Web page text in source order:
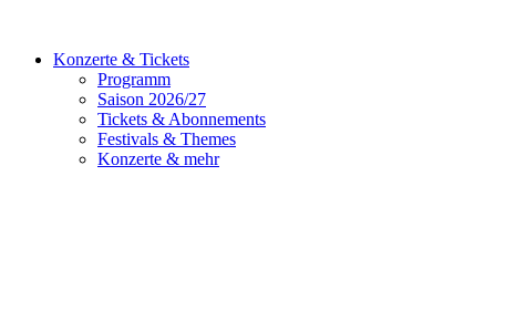
Konzerte & Tickets
Programm
Saison 2026/27
Tickets & Abonnements
Festivals & Themes
Konzerte & mehr